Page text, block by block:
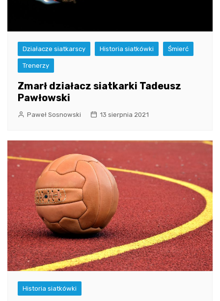
Działacze siatkarscy Historia siatkówki Śmierć
Trenerzy
Zmarł działacz siatkarki Tadeusz
Pawłowski
Paweł Sosnowski 13 sierpnia 2021
Historia siatkówki